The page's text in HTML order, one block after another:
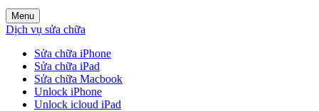
Menu
Dịch vụ sửa chữa
Sửa chữa iPhone
Sửa chữa iPad
Sửa chữa Macbook
Unlock iPhone
Unlock icloud iPad